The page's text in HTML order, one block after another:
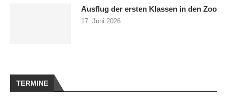
Ausflug der ersten Klassen in den Zoo
17. Juni 2026
TERMINE